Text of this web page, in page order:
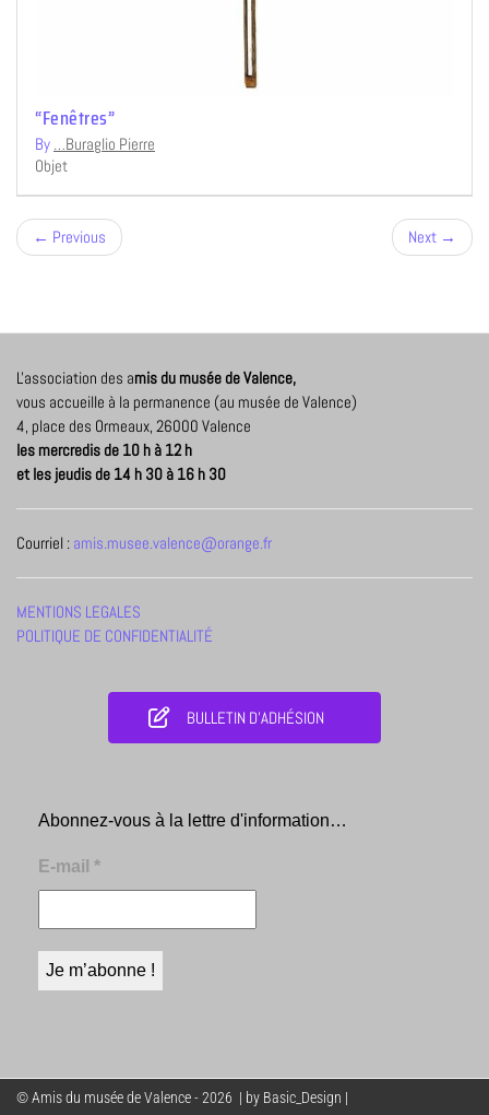
“Fenêtres”
By
…Buraglio Pierre
Objet
← Previous Next →
L'association des amis du musée de Valence,
vous accueille à la permanence (au musée de Valence)
4, place des Ormeaux, 26000 Valence
les mercredis de 10 h à 12 h
et les jeudis de 14 h 30 à 16 h 30
Courriel : amis.musee.valence@orange.fr
MENTIONS LEGALES
POLITIQUE DE CONFIDENTIALITÉ
BULLETIN D'ADHÉSION
Abonnez-vous à la lettre d'information…
E-mail *
© Amis du musée de Valence - 2026 | by Basic_Design |